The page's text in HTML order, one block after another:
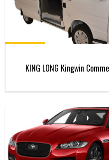
KING LONG Kingwin